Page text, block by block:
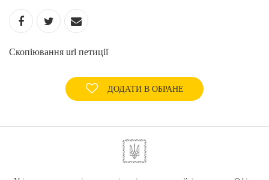
Скопіювання url петиції
ДОДАТИ В ОБРАНЕ